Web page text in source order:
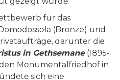
für das
(Bronze) und
darunter die
in Gethsemane(1895-
Monumentalfriedhof in
sich eine